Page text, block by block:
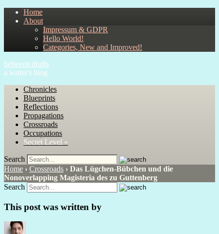
Home
About
Impressum & GDPR
Hello World!
Categories, New and Improved!
between drafts
a writer's blog
Chronicles
Blueprints
Reflections
Propagations
Crossroads
Occupations
Secret Level »
Search
Home › Crossroads › Das Lügchen-Bübchen und die
Nonoverlapping Magisteria des zu Guttenberg
Search
This post was written by